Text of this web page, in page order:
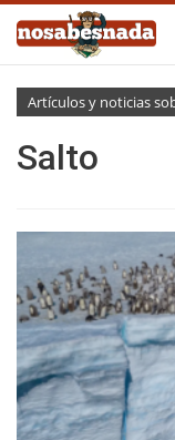
Artículos y noticias
Salto